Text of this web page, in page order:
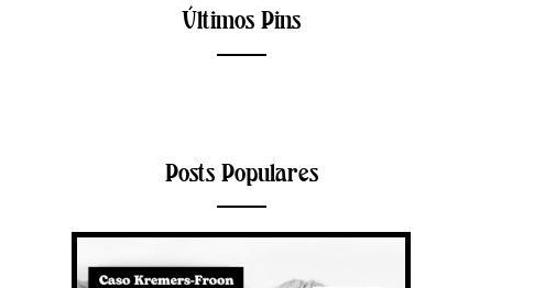
Últimos Pins
Posts Populares